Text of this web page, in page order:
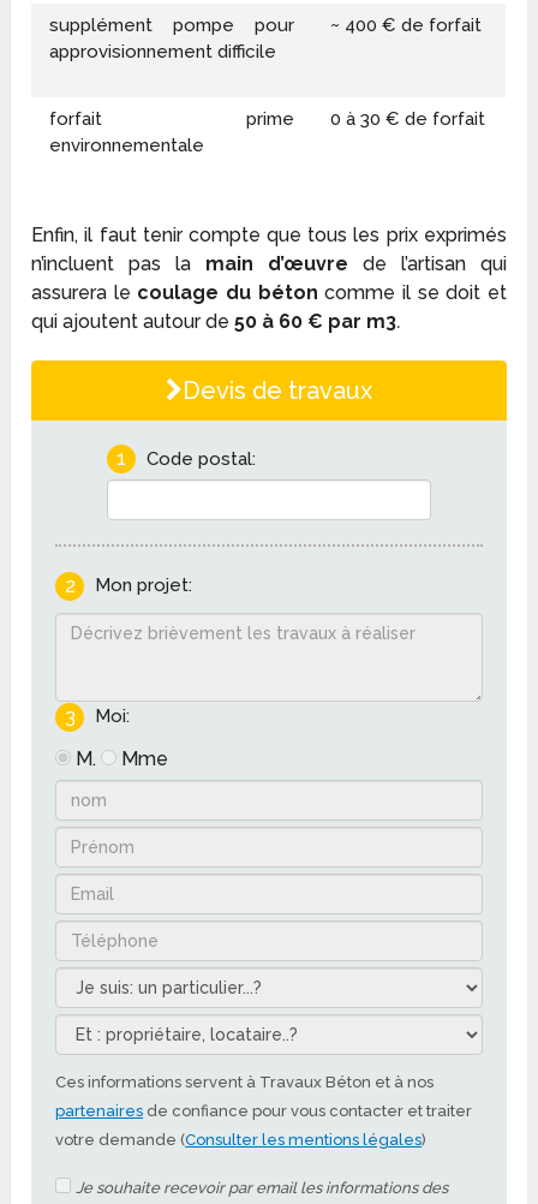
supplément pompe pour
approvisionnement difficile
~ 400 € de forfait
forfait prime
environnementale
0 à 30 € de forfait
Enfin, il faut tenir compte que tous les prix exprimés
n’incluent pas la main d’œuvre de l’artisan qui
assurera le coulage du béton comme il se doit et
qui ajoutent autour de50 à 60 € par m3.
Devis de travaux
1 Code postal:
2 Mon projet:
3 Moi:
M. Mme
Ces informations servent à Travaux Béton et à nos
partenaires de confiance pour vous contacter et traiter
votre demande (Consulter les mentions légales)
Je souhaite recevoir par email les informations des